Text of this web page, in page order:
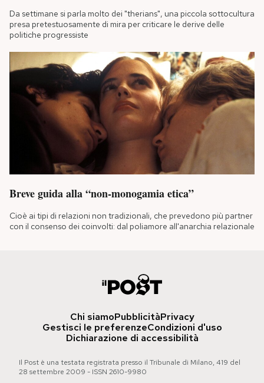
Da settimane si parla molto dei "therians", una piccola sottocultura
presa pretestuosamente di mira per criticare le derive delle
politiche progressiste
Breve guida alla “non-monogamia etica”
Cioè ai tipi di relazioni non tradizionali, che prevedono più partner
con il consenso dei coinvolti: dal poliamore all'anarchia relazionale
Chi siamoPubblicitàPrivacy
Gestisci le preferenzeCondizioni d'uso
Dichiarazione di accessibilità
Il Post è una testata registrata presso il Tribunale di Milano, 419 del
28 settembre 2009 - ISSN 2610-9980